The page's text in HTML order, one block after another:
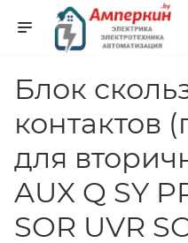
Блок
контактов
для
AUX Q SY
SOR UVR